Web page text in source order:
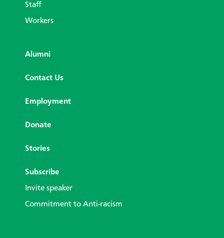
Staff
Workers
Alumni
Contact Us
Employment
Donate
Stories
Subscribe
Invite speaker
Commitment to Anti-racism